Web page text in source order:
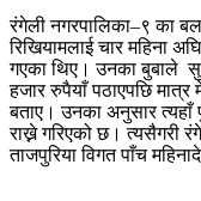
रंगेली नगरपालिका–९ का
रिखियामलाई चार महिना
गएका थिए। उनका बुबाले
हजार रुपैयाँ पठाएपछि
बताए। उनका अनुसार त्यहाँ
राख्ने गरिएको छ। त्यसैगरी
ताजपुरिया विगत पाँच